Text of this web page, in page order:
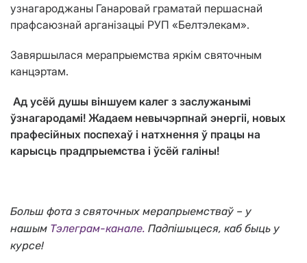
узнагароджаны Ганаровай граматай першаснай
прафсаюзнай арганізацыі РУП «Белтэлекам».
Завяршылася мерапрыемства яркім святочным
канцэртам.
Ад усёй душы віншуем калег з заслужанымі
ўзнагародамі! Жадаем невычэрпнай энергіі, новых
прафесійных поспехаў і натхнення ў працы на
карысць прадпрыемства і ўсёй галіны!
Больш фота з святочных мерапрыемстваў – у
нашым Тэлеграм-канале. Падпішыцеся, каб быць у
курсе!